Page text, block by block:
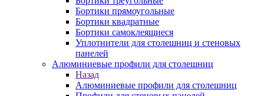
Бортики прямоугольные
Бортики квадратные
Бортики самоклеящиеся
Уплотнители для столешниц и стеновых
панелей
Алюминиевые профили для столешниц
Назад
Алюминиевые профили для столешниц